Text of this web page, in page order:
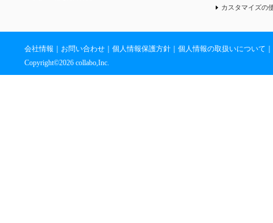
カスタマイズの
会社情報 ｜ お問い合わせ ｜ 個人情報保護方針 ｜ 個人情報の取扱いについて ｜
Copyright©2026 collabo,Inc.